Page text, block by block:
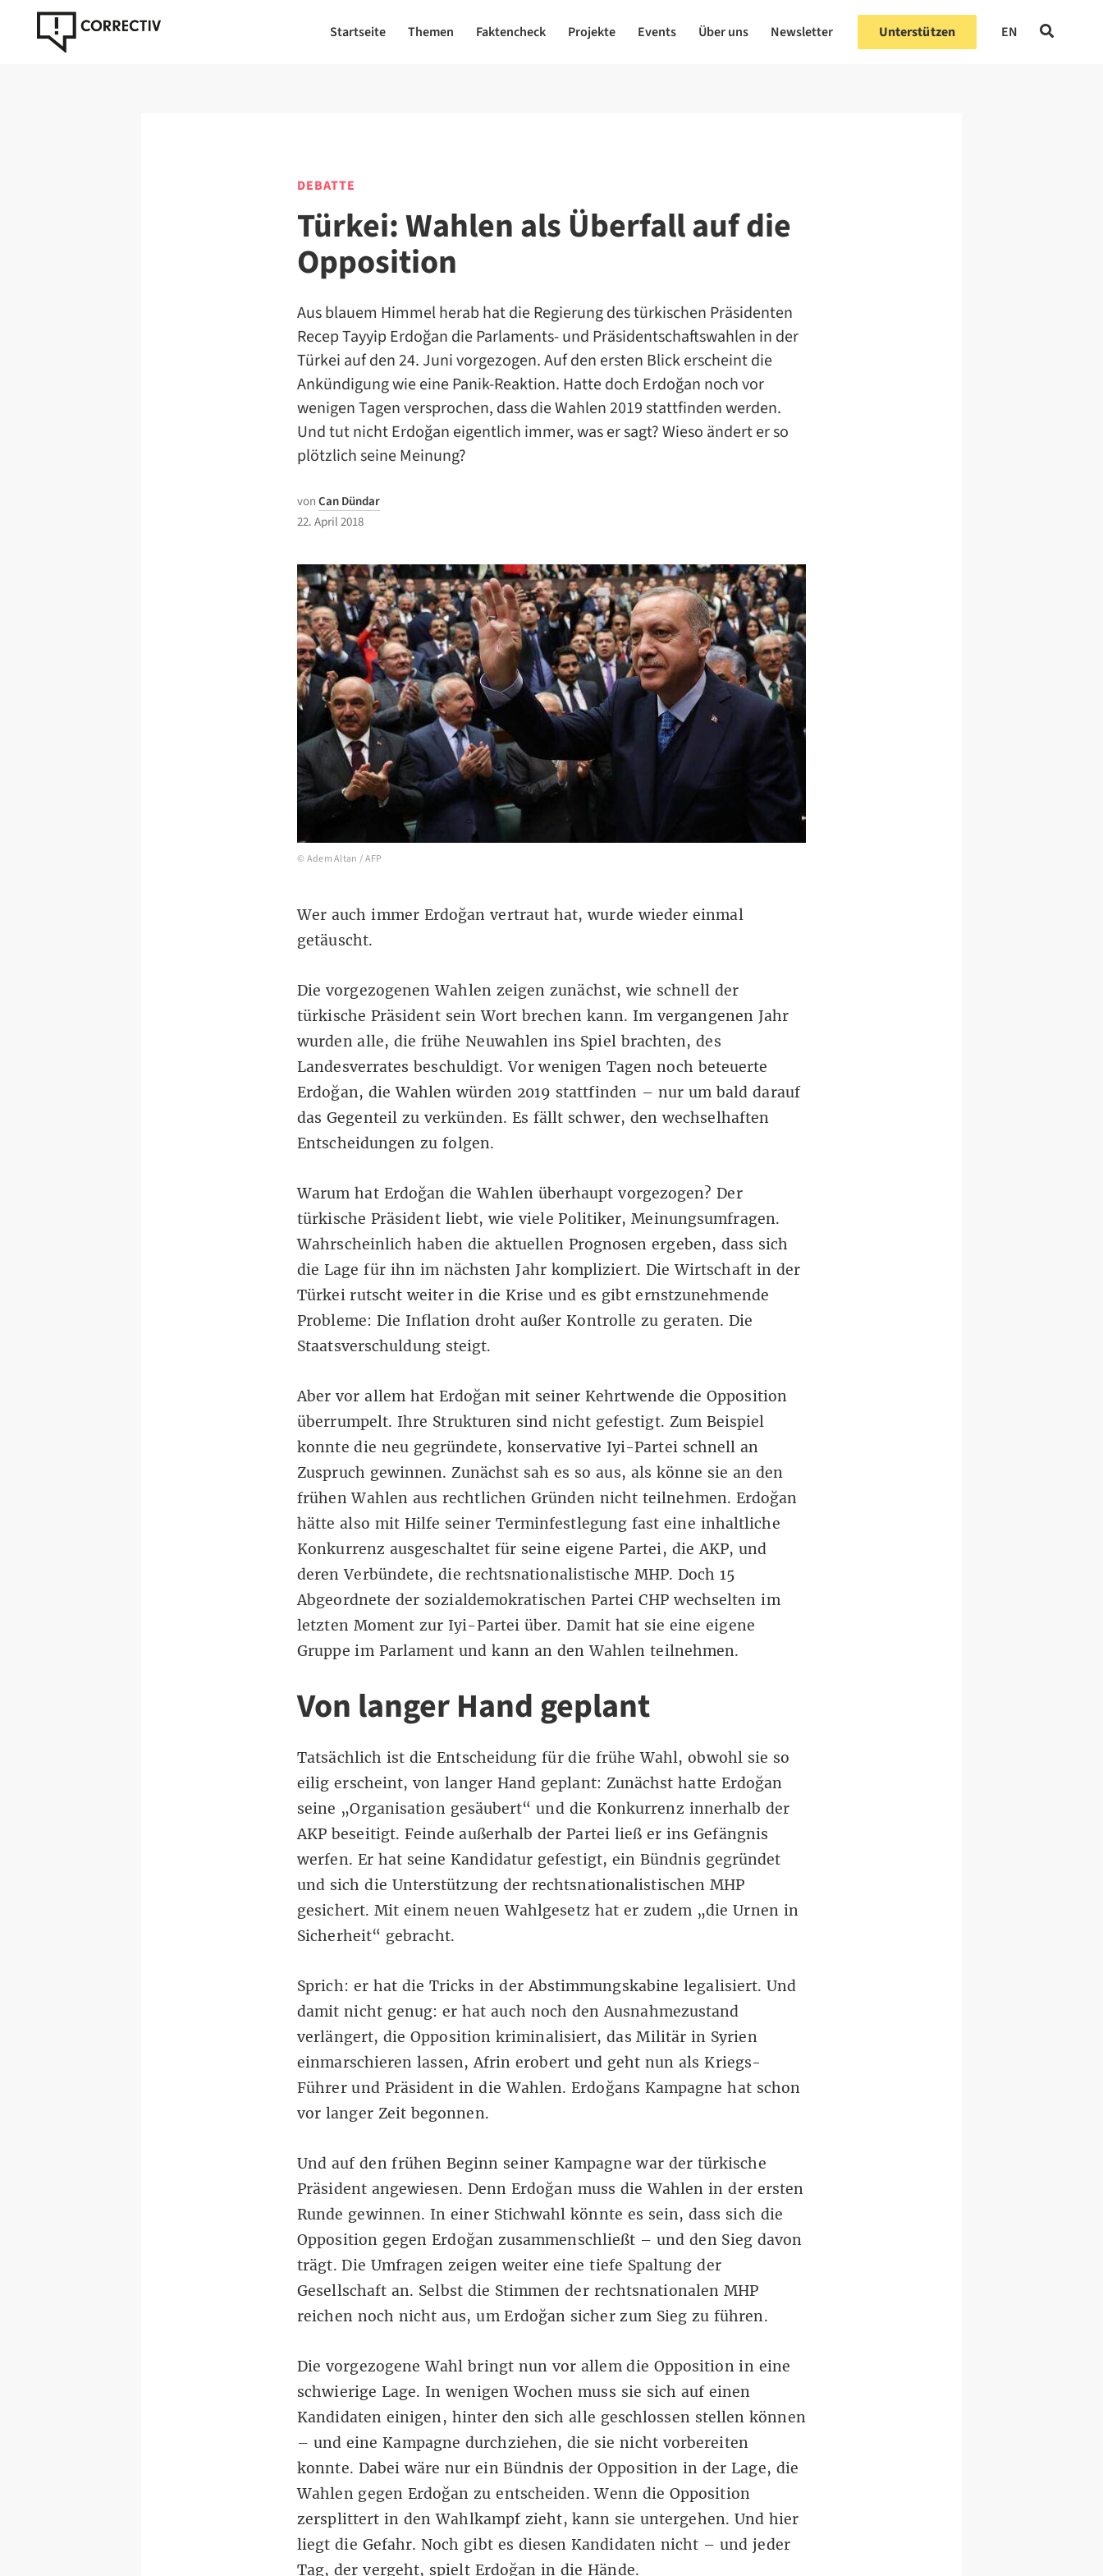
Startseite Themen Faktencheck Projekte Events Über uns Newsletter Unterstützen EN
DEBATTE
Türkei: Wahlen als Überfall auf die
Opposition
Aus blauem Himmel herab hat die Regierung des türkischen Präsidenten
Recep Tayyip Erdoğan die Parlaments- und Präsidentschaftswahlen in der
Türkei auf den 24. Juni vorgezogen. Auf den ersten Blick erscheint die
Ankündigung wie eine Panik-Reaktion. Hatte doch Erdoğan noch vor
wenigen Tagen versprochen, dass die Wahlen 2019 stattfinden werden.
Und tut nicht Erdoğan eigentlich immer, was er sagt? Wieso ändert er so
plötzlich seine Meinung?
vonCan Dündar
22. April 2018
© Adem Altan / AFP
Wer auch immer Erdoğan vertraut hat, wurde wieder einmal
getäuscht.
Die vorgezogenen Wahlen zeigen zunächst, wie schnell der
türkische Präsident sein Wort brechen kann. Im vergangenen Jahr
wurden alle, die frühe Neuwahlen ins Spiel brachten, des
Landesverrates beschuldigt. Vor wenigen Tagen noch beteuerte
Erdoğan, die Wahlen würden 2019 stattfinden – nur um bald darauf
das Gegenteil zu verkünden. Es fällt schwer, den wechselhaften
Entscheidungen zu folgen.
Warum hat Erdoğan die Wahlen überhaupt vorgezogen? Der
türkische Präsident liebt, wie viele Politiker, Meinungsumfragen.
Wahrscheinlich haben die aktuellen Prognosen ergeben, dass sich
die Lage für ihn im nächsten Jahr kompliziert. Die Wirtschaft in der
Türkei rutscht weiter in die Krise und es gibt ernstzunehmende
Probleme: Die Inflation droht außer Kontrolle zu geraten. Die
Staatsverschuldung steigt.
Aber vor allem hat Erdoğan mit seiner Kehrtwende die Opposition
überrumpelt. Ihre Strukturen sind nicht gefestigt. Zum Beispiel
konnte die neu gegründete, konservative Iyi-Partei schnell an
Zuspruch gewinnen. Zunächst sah es so aus, als könne sie an den
frühen Wahlen aus rechtlichen Gründen nicht teilnehmen. Erdoğan
hätte also mit Hilfe seiner Terminfestlegung fast eine inhaltliche
Konkurrenz ausgeschaltet für seine eigene Partei, die AKP, und
deren Verbündete, die rechtsnationalistische MHP. Doch 15
Abgeordnete der sozialdemokratischen Partei CHP wechselten im
letzten Moment zur Iyi-Partei über. Damit hat sie eine eigene
Gruppe im Parlament und kann an den Wahlen teilnehmen.
Von langer Hand geplant
Tatsächlich ist die Entscheidung für die frühe Wahl, obwohl sie so
eilig erscheint, von langer Hand geplant: Zunächst hatte Erdoğan
seine „Organisation gesäubert“ und die Konkurrenz innerhalb der
AKP beseitigt. Feinde außerhalb der Partei ließ er ins Gefängnis
werfen. Er hat seine Kandidatur gefestigt, ein Bündnis gegründet
und sich die Unterstützung der rechtsnationalistischen MHP
gesichert. Mit einem neuen Wahlgesetz hat er zudem „die Urnen in
Sicherheit“ gebracht.
Sprich: er hat die Tricks in der Abstimmungskabine legalisiert. Und
damit nicht genug: er hat auch noch den Ausnahmezustand
verlängert, die Opposition kriminalisiert, das Militär in Syrien
einmarschieren lassen, Afrin erobert und geht nun als Kriegs-
Führer und Präsident in die Wahlen. Erdoğans Kampagne hat schon
vor langer Zeit begonnen.
Und auf den frühen Beginn seiner Kampagne war der türkische
Präsident angewiesen. Denn Erdoğan muss die Wahlen in der ersten
Runde gewinnen. In einer Stichwahl könnte es sein, dass sich die
Opposition gegen Erdoğan zusammenschließt – und den Sieg davon
trägt. Die Umfragen zeigen weiter eine tiefe Spaltung der
Gesellschaft an. Selbst die Stimmen der rechtsnationalen MHP
reichen noch nicht aus, um Erdoğan sicher zum Sieg zu führen.
Die vorgezogene Wahl bringt nun vor allem die Opposition in eine
schwierige Lage. In wenigen Wochen muss sie sich auf einen
Kandidaten einigen, hinter den sich alle geschlossen stellen können
– und eine Kampagne durchziehen, die sie nicht vorbereiten
konnte. Dabei wäre nur ein Bündnis der Opposition in der Lage, die
Wahlen gegen Erdoğan zu entscheiden. Wenn die Opposition
zersplittert in den Wahlkampf zieht, kann sie untergehen. Und hier
liegt die Gefahr. Noch gibt es diesen Kandidaten nicht – und jeder
Tag, der vergeht, spielt Erdoğan in die Hände.